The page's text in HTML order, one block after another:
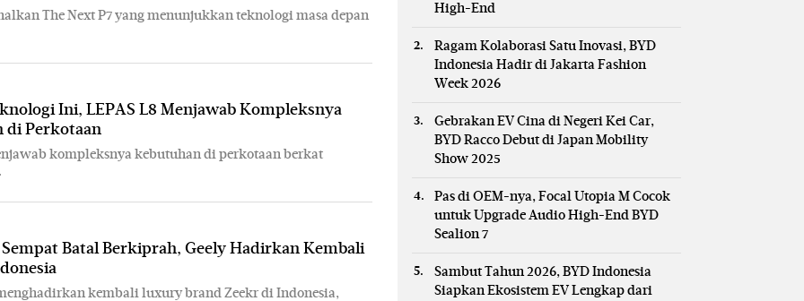
The Next P7 yang menunjukkan teknologi masa depan
Ini, LEPAS L8 Menjawab Kompleksnya
di Perkotaan
kompleksnya kebutuhan di perkotaan berkat
Sempat Batal Berkiprah, Geely Hadirkan Kembali
kembali luxury brand Zeekr di Indonesia,
High-End
Ragam Kolaborasi Satu Inovasi, BYD
Indonesia Hadir di Jakarta Fashion
Week 2026
Gebrakan EV Cina di Negeri Kei Car,
BYD Racco Debut di Japan Mobility
Show 2025
Pas di OEM-nya, Focal Utopia M Cocok
untuk Upgrade Audio High-End BYD
Sealion 7
Sambut Tahun 2026, BYD Indonesia
Siapkan Ekosistem EV Lengkap dari